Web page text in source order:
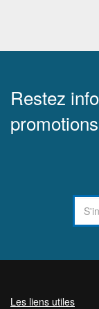
Restez
Les liens utiles